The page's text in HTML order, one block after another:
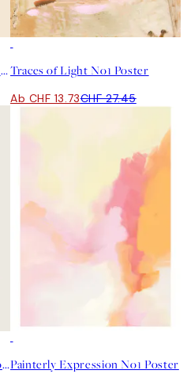
Abstract Pink Shapes No1 PosterTraces of Light No1 Poster
Ab CHF 13.73CHF 27.45
Abstract Green Shapes No2 PosterPainterly Expression No1 Poster